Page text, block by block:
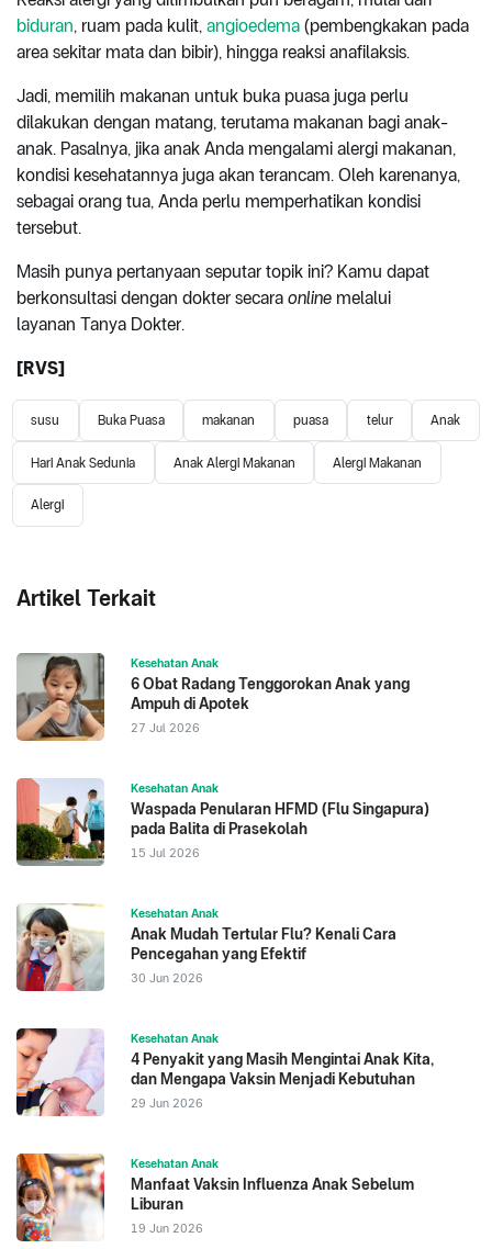
biduran, ruam pada kulit, angioedema (pembengkakan pada
area sekitar mata dan bibir), hingga reaksi anafilaksis.
Jadi, memilih makanan untuk buka puasa juga perlu
dilakukan dengan matang, terutama makanan bagi anak-
anak. Pasalnya, jika anak Anda mengalami alergi makanan,
kondisi kesehatannya juga akan terancam. Oleh karenanya,
sebagai orang tua, Anda perlu memperhatikan kondisi
tersebut.
Masih punya pertanyaan seputar topik ini? Kamu dapat
berkonsultasi dengan dokter secara online melalui
layanan Tanya Dokter.
[RVS]
susu Buka Puasa makanan puasa telur Anak
Hari Anak Sedunia Anak Alergi Makanan Alergi Makanan
Alergi
Artikel Terkait
Kesehatan Anak
6 Obat Radang Tenggorokan Anak yang
Ampuh di Apotek
27 Jul 2026
Kesehatan Anak
Waspada Penularan HFMD (Flu Singapura)
pada Balita di Prasekolah
15 Jul 2026
Kesehatan Anak
Anak Mudah Tertular Flu? Kenali Cara
Pencegahan yang Efektif
30 Jun 2026
Kesehatan Anak
4 Penyakit yang Masih Mengintai Anak Kita,
dan Mengapa Vaksin Menjadi Kebutuhan
29 Jun 2026
Kesehatan Anak
Manfaat Vaksin Influenza Anak Sebelum
Liburan
19 Jun 2026